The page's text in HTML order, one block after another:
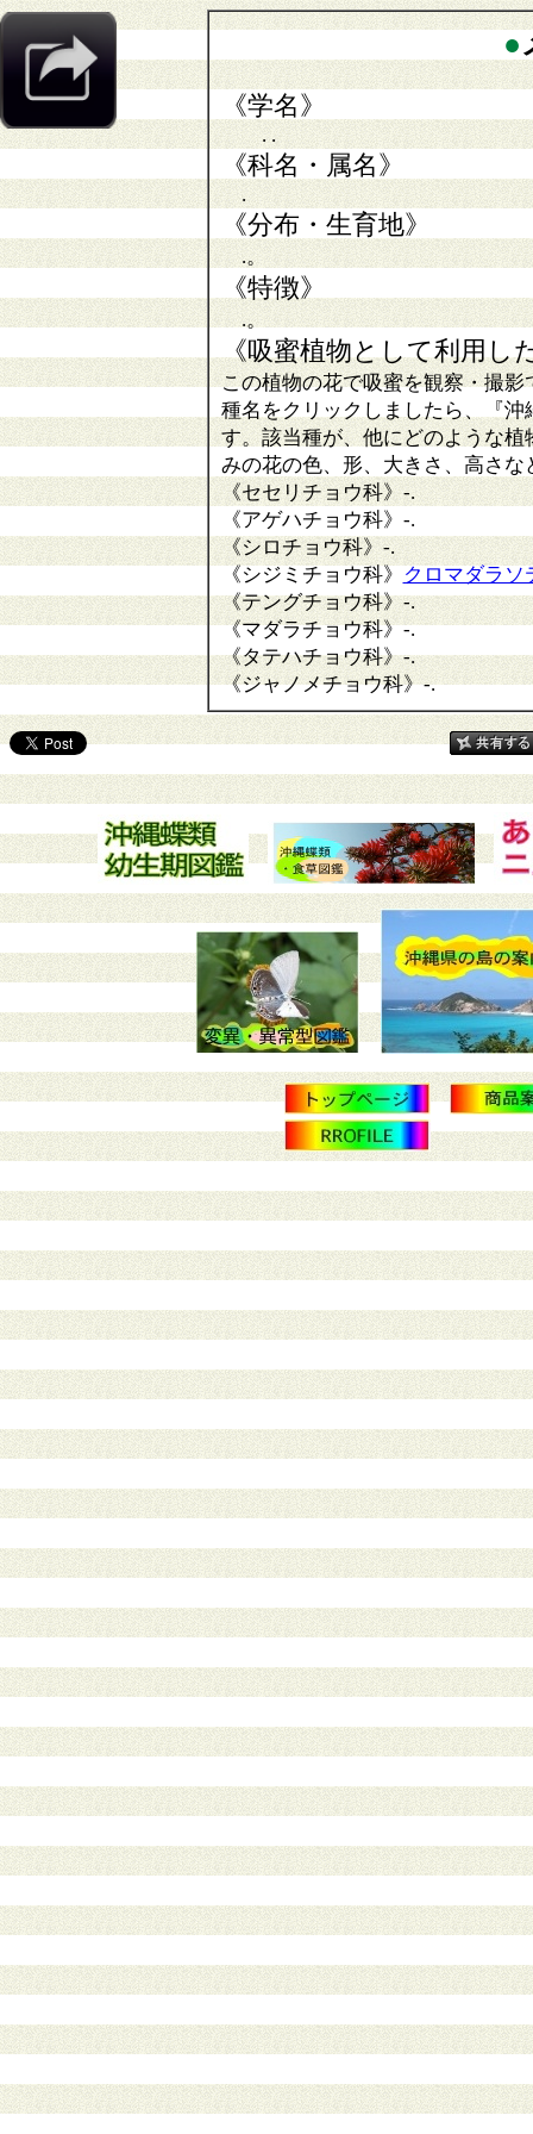
●
《学名》
. .
《科名・属名》
.
《分布・生育地》
.。
《特徴》
.。
《吸蜜植物として利用し
この植物の花で吸蜜を観察・撮影
種名をクリックしましたら、『
す。該当種が、他にどのような
みの花の色、形、大きさ、高さ
《セセリチョウ科》-.
《アゲハチョウ科》 -.
《シロチョウ科》 -.
《シジミチョウ科》 クロマダラソ
《テングチョウ科》-.
《マダラチョウ科》-.
《タテハチョウ科》-.
《ジャノメチョウ科》-.